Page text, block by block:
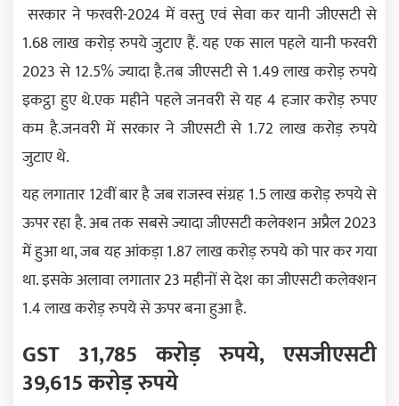
सरकार ने फरवरी-2024 में वस्तु एवं सेवा कर यानी जीएसटी से
1.68 लाख करोड़ रुपये जुटाए हैं. यह एक साल पहले यानी फरवरी
2023 से 12.5% ज्यादा है.तब जीएसटी से 1.49 लाख करोड़ रुपये
इकट्ठा हुए थे.एक महीने पहले जनवरी से यह 4 हजार करोड़ रुपए
कम है.जनवरी में सरकार ने जीएसटी से 1.72 लाख करोड़ रुपये
जुटाए थे.
यह लगातार 12वीं बार है जब राजस्व संग्रह 1.5 लाख करोड़ रुपये से
ऊपर रहा है. अब तक सबसे ज्यादा जीएसटी कलेक्शन अप्रैल 2023
में हुआ था, जब यह आंकड़ा 1.87 लाख करोड़ रुपये को पार कर गया
था. इसके अलावा लगातार 23 महीनों से देश का जीएसटी कलेक्शन
1.4 लाख करोड़ रुपये से ऊपर बना हुआ है.
GST 31,785 करोड़ रुपये, एसजीएसटी
39,615 करोड़ रुपये